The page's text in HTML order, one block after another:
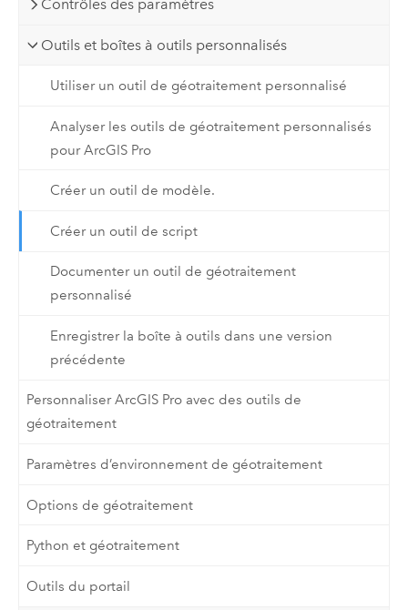
Contrôles des paramètres
Outils et boîtes à outils personnalisés
Utiliser un outil de géotraitement personnalisé
Analyser les outils de géotraitement personnalisés
pour ArcGIS Pro
Créer un outil de modèle.
Créer un outil de script
Documenter un outil de géotraitement
personnalisé
Enregistrer la boîte à outils dans une version
précédente
Personnaliser ArcGIS Pro avec des outils de
géotraitement
Paramètres d’environnement de géotraitement
Options de géotraitement
Python et géotraitement
Outils du portail